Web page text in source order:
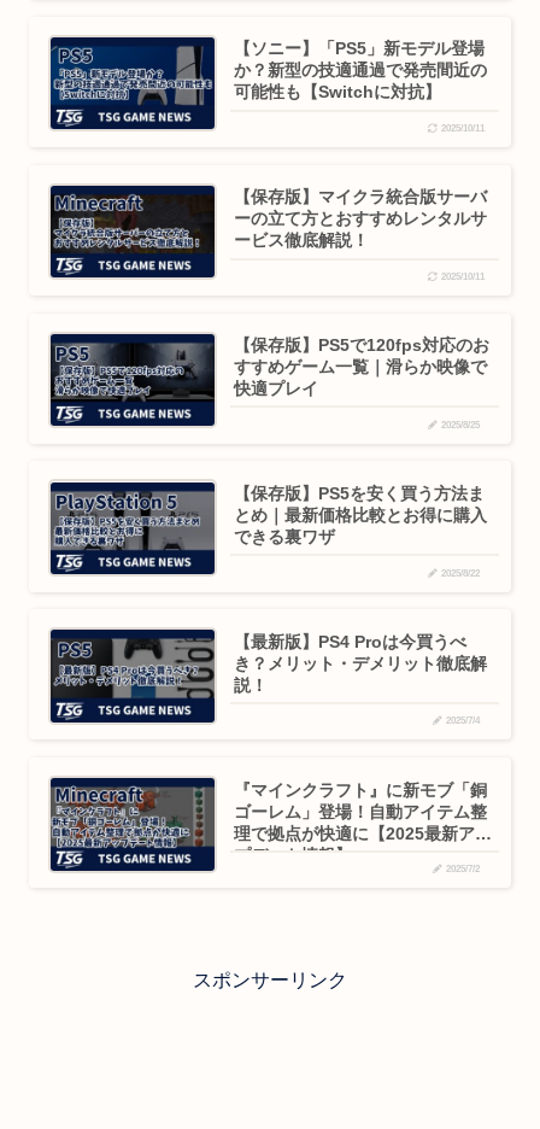
【ソニー】「PS5」新モデル登場
か？新型の技適通過で発売間近の
可能性も【Switchに対抗】
2025/10/11
【保存版】マイクラ統合版サーバ
ーの立て方とおすすめレンタルサ
ービス徹底解説！
2025/10/11
【保存版】PS5で120fps対応のお
すすめゲーム一覧｜滑らか映像で
快適プレイ
2025/8/25
【保存版】PS5を安く買う方法ま
とめ｜最新価格比較とお得に購入
できる裏ワザ
2025/8/22
【最新版】PS4 Proは今買うべ
き？メリット・デメリット徹底解
説！
2025/7/4
『マインクラフト』に新モブ「銅
ゴーレム」登場！自動アイテム整
理で拠点が快適に【2025最新アッ
プデート情報】
2025/7/2
スポンサーリンク